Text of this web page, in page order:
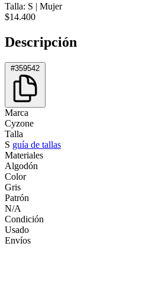
Talla: S | Mujer
$14.400
Descripción
#359542
Marca
Cyzone
Talla
S guía de tallas
Materiales
Algodón
Color
Gris
Patrón
N/A
Condición
Usado
Envíos